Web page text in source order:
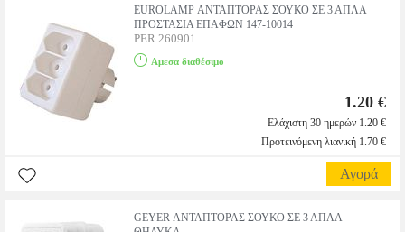
EUROLAMP ΑΝΤΑΠΤΟΡΑΣ ΣΟΥΚΟ ΣE 3 AΠΛA
ΠΡΟΣΤΑΣΙΑ ΕΠΑΦΩΝ 147-10014
PER.260901
Αμεσα διαθέσιμο
1.20 €
Ελάχιστη 30 ημερών 1.20 €
Προτεινόμενη λιανική 1.70 €
Αγορά
GEYER ΑΝΤΑΠΤΟΡΑΣ ΣΟΥΚΟ ΣΕ 3 ΑΠΛΑ